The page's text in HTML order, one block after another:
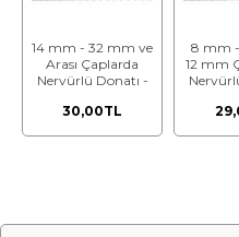
14 mm - 32 mm ve
Arası Çaplarda
Nervürlü Donatı -
Çelik Çubuğu
30,00TL
8 mm
12 mm
Çelik